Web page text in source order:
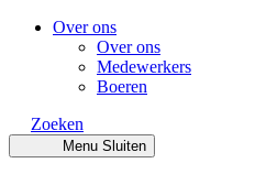
Over ons
Over ons
Medewerkers
Boeren
Zoeken
Menu Sluiten